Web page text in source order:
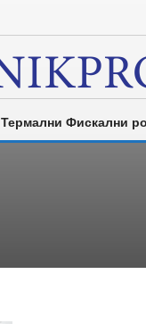
Термални Фискални